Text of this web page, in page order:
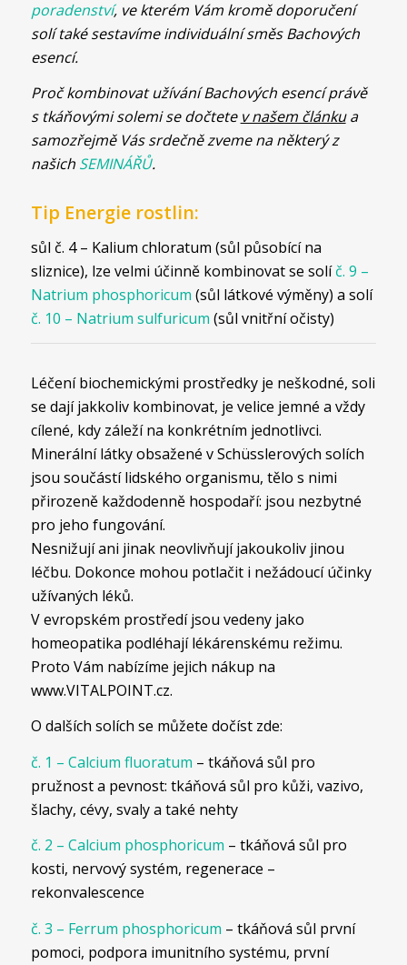
poradenství, ve kterém Vám kromě doporučení
solí také sestavíme individuální směs Bachových
esencí.
Proč kombinovat užívání Bachových esencí právě
s tkáňovými solemi se dočtete v našem článkua
samozřejmě Vás srdečně zveme na některý z
našich SEMINÁŘŮ.
Tip Energie rostlin:
sůl č. 4 – Kalium chloratum (sůl působící na
sliznice), lze velmi účinně kombinovat se solíč. 9 –
Natrium phosphoricum (sůl látkové výměny) a solí
č. 10 – Natrium sulfuricum (sůl vnitřní očisty)
Léčení biochemickými prostředky je neškodné, soli
se dají jakkoliv kombinovat, je velice jemné a vždy
cílené, kdy záleží na konkrétním jednotlivci.
Minerální látky obsažené v Schüsslerových solích
jsou součástí lidského organismu, tělo s nimi
přirozeně každodenně hospodaří: jsou nezbytné
pro jeho fungování.
Nesnižují ani jinak neovlivňují jakoukoliv jinou
léčbu. Dokonce mohou potlačit i nežádoucí účinky
užívaných léků.
V evropském prostředí jsou vedeny jako
homeopatika podléhají lékárenskému režimu.
Proto Vám nabízíme jejich nákup na
www.VITALPOINT.cz.
O dalších solích se můžete dočíst zde:
č. 1 – Calcium fluoratum – tkáňová sůl pro
pružnost a pevnost: tkáňová sůl pro kůži, vazivo,
šlachy, cévy, svaly a také nehty
č. 2 – Calcium phosphoricum – tkáňová sůl pro
kosti, nervový systém, regenerace –
rekonvalescence
č. 3 – Ferrum phosphoricum – tkáňová sůl první
pomoci, podpora imunitního systému, první